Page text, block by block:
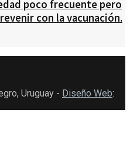
poco frecuente pero
con la vacunación.
Uruguay - Diseño Web: